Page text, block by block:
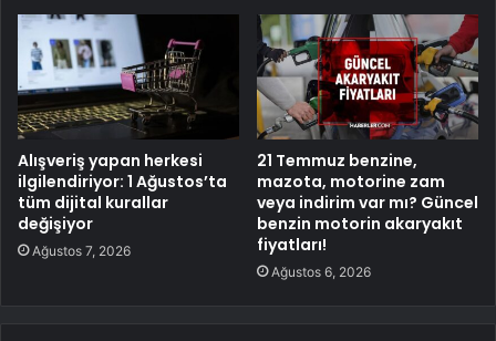
Alışveriş yapan herkesi
ilgilendiriyor: 1 Ağustos’ta
tüm dijital kurallar
değişiyor
Ağustos 7, 2026
21 Temmuz benzine,
mazota, motorine zam
veya indirim var mı? Güncel
benzin motorin akaryakıt
fiyatları!
Ağustos 6, 2026